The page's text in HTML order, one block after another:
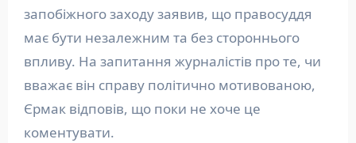
запобіжного заходу заявив, що правосуддя
має бути незалежним та без стороннього
впливу. На запитання журналістів про те, чи
вважає він справу політично мотивованою,
Єрмак відповів, що поки не хоче це
коментувати.